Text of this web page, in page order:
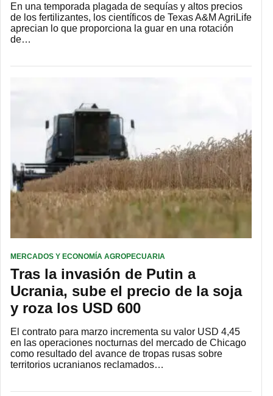
En una temporada plagada de sequías y altos precios
de los fertilizantes, los científicos de Texas A&M AgriLife
aprecian lo que proporciona la guar en una rotación
de…
MERCADOS Y ECONOMÍA AGROPECUARIA
Tras la invasión de Putin a
Ucrania, sube el precio de la soja
y roza los USD 600
El contrato para marzo incrementa su valor USD 4,45
en las operaciones nocturnas del mercado de Chicago
como resultado del avance de tropas rusas sobre
territorios ucranianos reclamados…